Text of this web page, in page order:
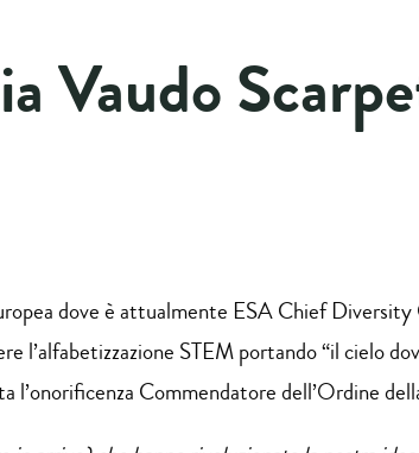
Vaudo
dove è attualmente ESA Chief
l’alfabetizzazione STEM portando “il cielo
Commendatore dell’Ordine